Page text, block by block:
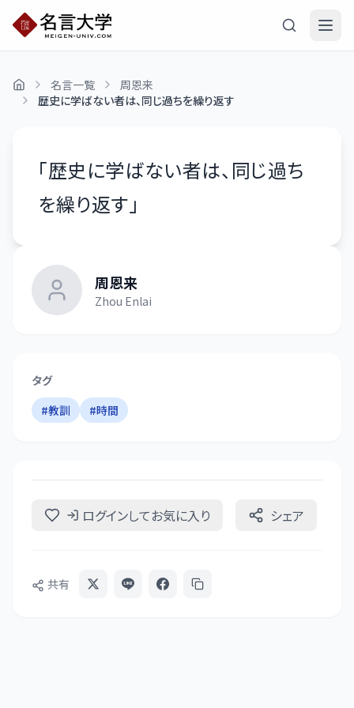
名言一覧
周恩来
歴史に学ばない者は、同じ過ちを繰り返す
「歴史に学ばない者は、同じ過ち
を繰り返す 」
周恩来
Zhou Enlai
タグ
#教訓 #時間
ログインしてお気に入り シェア
共有